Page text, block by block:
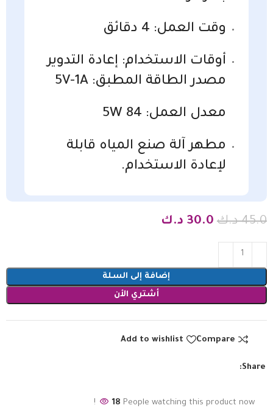
وقت العمل: 4 دقائق
أوقات الاستخدام: إعادة التدوير
مصدر الطاقة المطبق: 5V-1A
معدل العمل: 5W 84
مطهر آلة صنع المياه قابلة
لإعادة الاستخدام.
45.0 د.ك 30.0 د.ك
إضافة إلى السلة
أشتري الأن
Compare
Add to wishlist
Share:
18 People watching this product now!